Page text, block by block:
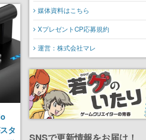
タ
媒体資料はこちら
XプレゼントCP応募規約
運営：株式会社マレ